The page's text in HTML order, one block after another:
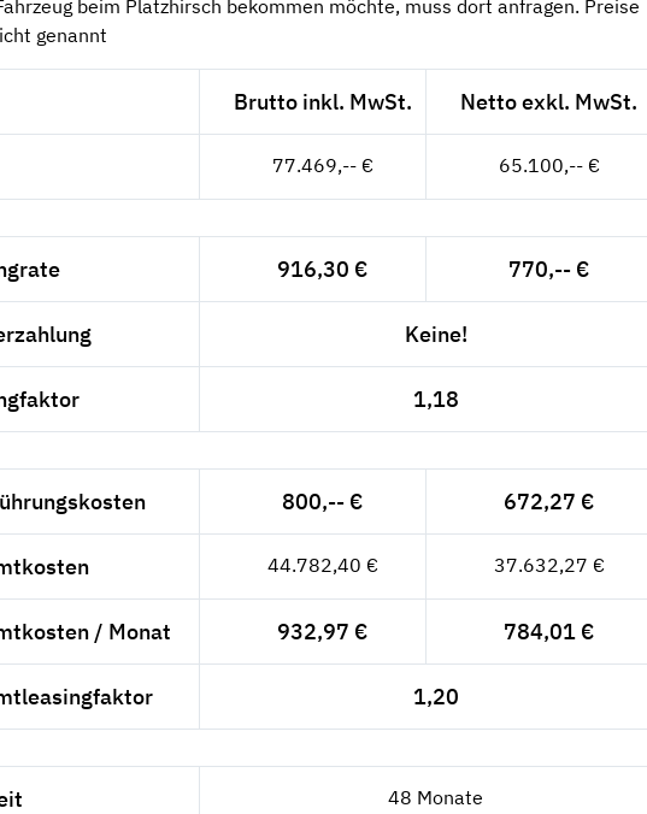
beim Platzhirsch bekommen möchte, muss dort anfragen. Preise
genannt
Brutto inkl. MwSt. Netto exkl. MwSt.
77.469,-- € 65.100,-- €
916,30 € 770,-- €
Keine!
1,18
800,-- € 672,27 €
44.782,40 € 37.632,27 €
/ Monat 932,97 € 784,01 €
1,20
48 Monate